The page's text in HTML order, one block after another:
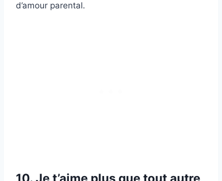
d’amour parental.